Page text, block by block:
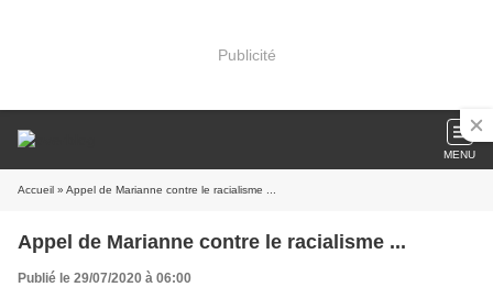
Publicité
MENU
Accueil » Appel de Marianne contre le racialisme ...
Appel de Marianne contre le racialisme ...
Publié le 29/07/2020 à 06:00